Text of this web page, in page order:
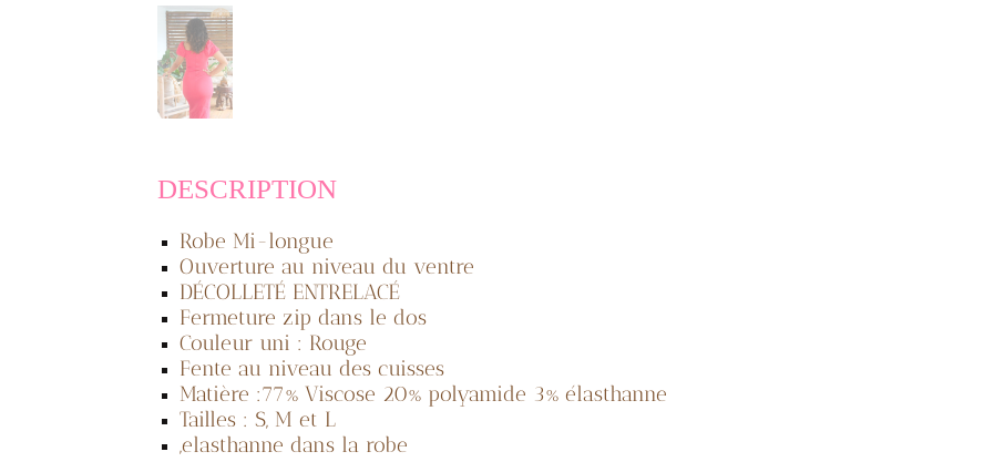
DESCRIPTION
Robe Mi-longue
Ouverture au niveau du ventre
DÉCOLLETÉ ENTRELACÉ
Fermeture zip dans le dos
Couleur uni : Rouge
Fente au niveau des cuisses
Matière :77% Viscose 20% polyamide 3% élasthanne
Tailles : S, M et L
,elasthanne dans la robe